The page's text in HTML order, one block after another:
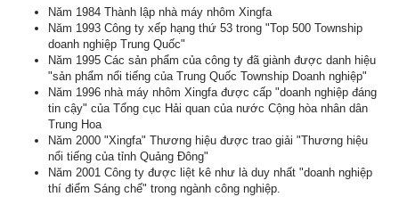
Năm 1984 Thành lập nhà máy nhôm Xingfa
Năm 1993 Công ty xếp hạng thứ 53 trong "Top 500 Township
doanh nghiệp Trung Quốc"
Năm 1995 Các sản phẩm của công ty đã giành được danh hiệu
"sản phẩm nổi tiếng của Trung Quốc Township Doanh nghiệp"
Năm 1996 nhà máy nhôm Xingfa được cấp "doanh nghiệp đáng
tin cậy" của Tổng cục Hải quan của nước Cộng hòa nhân dân
Trung Hoa
Năm 2000 "Xingfa" Thương hiệu được trao giải "Thương hiệu
nổi tiếng của tỉnh Quảng Đông"
Năm 2001 Công ty được liệt kê như là duy nhất "doanh nghiệp
thí điểm Sáng chế" trong ngành công nghiệp.